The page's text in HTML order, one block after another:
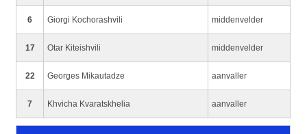
6 Giorgi Kochorashvili middenvelder
17 Otar Kiteishvili middenvelder
22 Georges Mikautadze aanvaller
7 Khvicha Kvaratskhelia aanvaller